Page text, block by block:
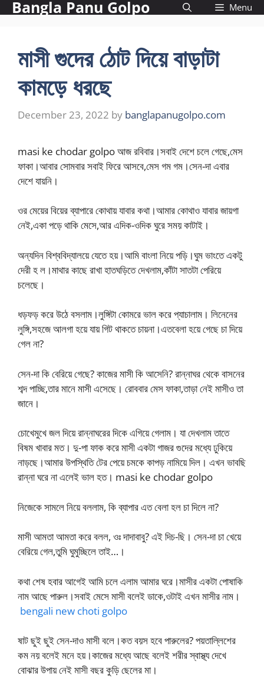
SkipBangla Panu Golpo Menu
মাসী গুদের ঠোট দিয়ে বাড়াটা
কামড়ে ধরছে
December 23, 2022 by banglapanugolpo.com
masi ke chodar golpo আজ রবিবার।সবাই দেশে চলে গেছে,মেস
ফাকা।আবার সোমবার সবাই ফিরে আসবে,মেস গম গম।সেন-দা এবার
দেশে যায়নি।
ওর মেয়ের বিয়ের ব্যাপারে কোথায় যাবার কথা।আমার কোথাও যাবার জায়গা
নেই,একা পড়ে থাকি মেসে,আর এদিক-ওদিক ঘুরে সময় কাটাই।
অন্যদিন বিশ্ববিদ্যালয়ে যেতে হয়।আমি বাংলা নিয়ে পড়ি।ঘুম ভাংতে একটু
দেরী হ ল।মাথার কাছে রাখা হাতঘড়িতে দেখলাম,কাঁটা সাতটা পেরিয়ে
চলেছে।
ধড়ফড় করে উঠে বসলাম।লুঙ্গিটা কোমরে ভাল করে প্যাচালাম। লিনেনের
লুঙ্গি,সহজে আলগা হয়ে যায় গিট থাকতে চায়না।এতবেলা হয়ে গেছে চা দিয়ে
গেল না?
সেন-দা কি বেরিয়ে গেছে? কাজের মাসী কি আসেনি? রান্নাঘর থেকে বাসনের
শব্দ পাচ্ছি,তার মানে মাসী এসেছে। রোববার মেস ফাকা,তাড়া নেই মাসীও তা
জানে।
চোখেমুখে জল দিয়ে রান্নাঘরের দিকে এগিয়ে গেলাম। যা দেখলাম তাতে
বিষম খাবার মত। দু-পা ফাক করে মাসী একটা গাজর গুদের মধ্যে ঢুকিয়ে
নাড়ছে।আমার উপস্থিতি টের পেয়ে চমকে কাপড় নামিয়ে দিল। এখন ভাবছি
রান্না ঘরে না এলেই ভাল হত। masi ke chodar golpo
নিজেকে সামলে নিয়ে বললাম, কি ব্যাপার এত বেলা হল চা দিলে না?
মাসী আমতা আমতা করে বলল, ওঃ দাদাবাবু? এই দিচ-ছি। সেন-দা চা খেয়ে
বেরিয়ে গেল,তুমি ঘুমুচ্ছিলে তাই…।
কথা শেষ হবার আগেই আমি চলে এলাম আমার ঘরে।মাসীর একটা পোষাকি
নাম আছে পারুল।সবাই মেসে মাসী বলেই ডাকে,ওটাই এখন মাসীর নাম।
bengali new choti golpo
ষাট ছুই ছুই সেন-দাও মাসী বলে।কত বয়স হবে পারুলের? পয়তাল্লিশের
কম নয় বলেই মনে হয়।কাজের মধ্যে আছে বলেই শরীর স্বাস্থ্য দেখে
বোঝার উপায় নেই মাসী বছর কুড়ি ছেলের মা।